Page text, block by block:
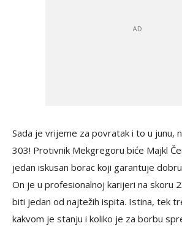
Sada je vrijeme za povratak i to u junu,
303! Protivnik Mekgregoru biće Majkl
jedan iskusan borac koji garantuje
On je u profesionalnoj karijeri na skoru
biti jedan od najtežih ispita. Istina, tek
kakvom je stanju i koliko je za borbu